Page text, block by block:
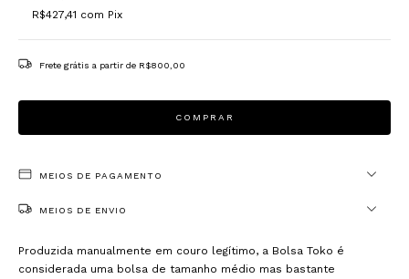
R$427,41 com Pix
Frete grátis a partir de R$800,00
MEIOS DE PAGAMENTO
MEIOS DE ENVIO
Produzida manualmente em couro legítimo, a Bolsa Toko é
considerada uma bolsa de tamanho médio mas bastante